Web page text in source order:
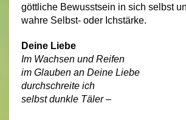
göttliche Bewusstsein in sich selbst
wahre Selbst- oder Ichstärke.
Deine Liebe
Im Wachsen und Reifen
im Glauben an Deine Liebe
durchschreite ich
selbst dunkle Täler –